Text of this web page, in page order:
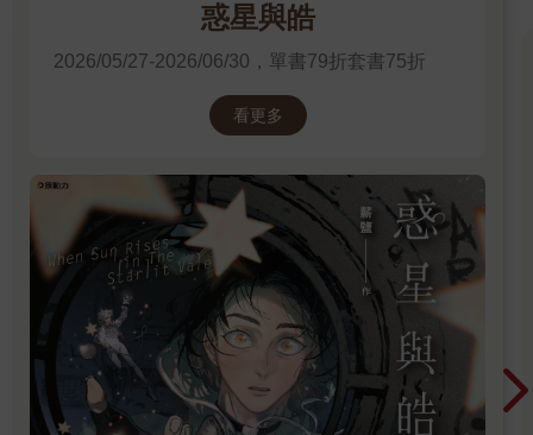
惑星與皓
2026/05/27-2026/06/30，單書79折套書75折
看更多